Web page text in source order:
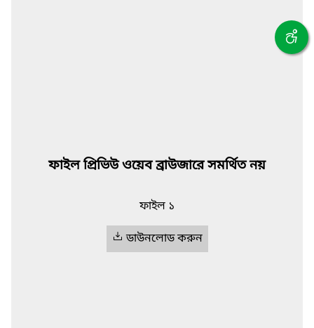
ফাইল প্রিভিউ ওয়েব ব্রাউজারে সমর্থিত নয়
ফাইল ১
ডাউনলোড করুন